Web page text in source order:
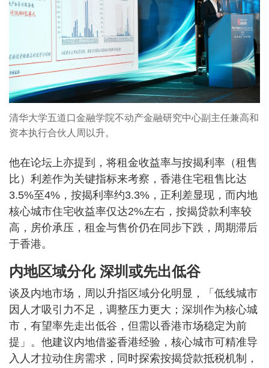
清华大学五道口金融学院不动产金融研究中心副主任兼高和
资本执行合伙人周以升。
他在论坛上亦提到，将租金收益率与按揭利率（租售
比）利差作为关键指标来考察，香港住宅租售比达
3.5%至4%，按揭利率约3.3%，正利差显现，而内地
核心城市住宅收益率仅达2%左右，按揭贷款利率较
高，房价承压，租金与售价仍在同步下跌，周期滞后
于香港。
内地区域分化 深圳或先出低谷
谈及内地市场，周以升指区域分化明显，「低线城市
因人才吸引力不足，调整压力更大；深圳作为核心城
市，有望率先走出低谷，但需以香港市场稳定为前
提」。他建议内地借鉴香港经验，核心城市可精准导
入人才拉动住房需求，同时探索按揭贷款抵税机制，